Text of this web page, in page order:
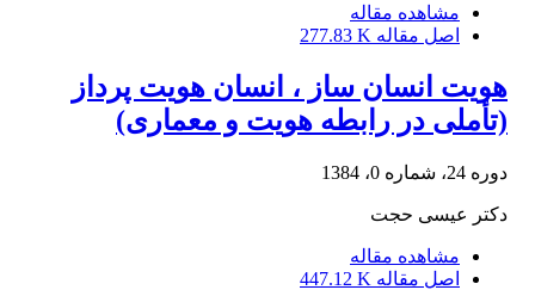
مشاهده مقاله
اصل مقاله 277.83 K
هویت انسان ساز ، انسان هویت پرداز
(تأملی در رابطه هویت و معماری)
دوره 24، شماره 0، 1384
دکتر عیسی حجت
مشاهده مقاله
اصل مقاله 447.12 K